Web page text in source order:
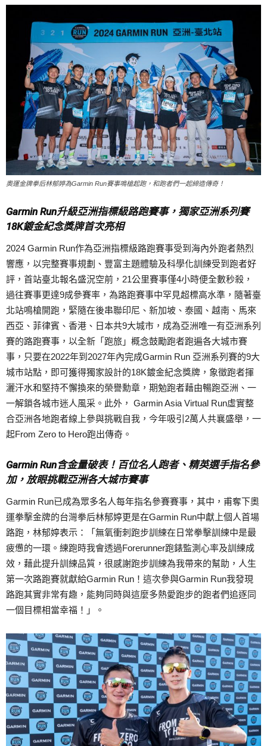
奧運金牌拳后林郁婷為Garmin Run賽事鳴槍起跑，和跑者們一起締造傳奇！
Garmin Run升級亞洲指標級路跑賽事，獨家亞洲系列賽
18K鍍金紀念獎牌首次亮相
2024 Garmin Run作為亞洲指標級路跑賽事受到海內外跑者熱烈
響應，以完整賽事規劃、豐富主題體驗及科學化訓練受到跑者好
評，首站臺北報名盛況空前，21公里賽事僅4小時便全數秒殺，
過往賽事更達9成參賽率，為路跑賽事中罕見超標高水準，隨著臺
北站鳴槍開跑，緊隨在後串聯印尼、新加坡、泰國、越南、馬來
西亞、菲律賓、香港、日本共9大城市，成為亞洲唯一有亞洲系列
賽的路跑賽事，以全新「跑旅」概念鼓勵跑者跑遍各大城市賽
事，只要在2022年到2027年內完成Garmin Run 亞洲系列賽的9大
城市站點，即可獲得獨家設計的18K鍍金紀念獎牌，象徵跑者揮
灑汗水和堅持不懈換來的榮譽勳章，期勉跑者藉由暢跑亞洲、一
一解鎖各城市迷人風采。此外， Garmin Asia Virtual Run虛實整
合亞洲各地跑者線上參與挑戰自我，今年吸引2萬人共襄盛舉，一
起From Zero to Hero跑出傳奇。
Garmin Run含金量破表！百位名人跑者、精英選手指名參
加，放眼挑戰亞洲各大城市賽事
Garmin Run已成為眾多名人每年指名參賽賽事，其中，甫奪下奧
運拳擊金牌的台灣拳后林郁婷更是在Garmin Run中獻上個人首場
路跑，林郁婷表示：「無氧衝刺跑步訓練在日常拳擊訓練中是最
疲憊的一環。練跑時我會透過Forerunner跑錶監測心率及訓練成
效，藉此提升訓練品質，很感謝跑步訓練為我帶來的幫助，人生
第一次路跑賽就獻給Garmin Run！這次參與Garmin Run我發現
路跑其實非常有趣，能夠同時與這麼多熱愛跑步的跑者們追逐同
一個目標相當幸福！」。